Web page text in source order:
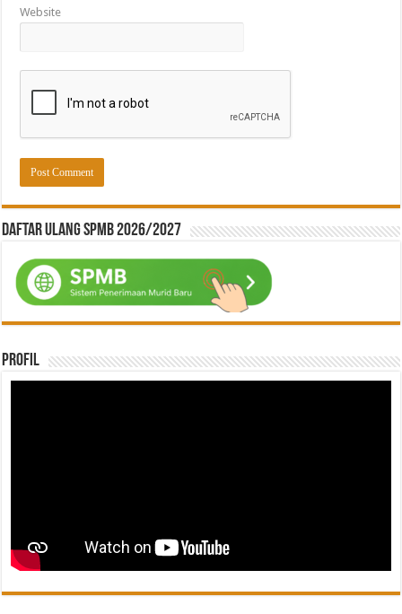
Website
Daftar ulang SPMB 2026/2027
Profil